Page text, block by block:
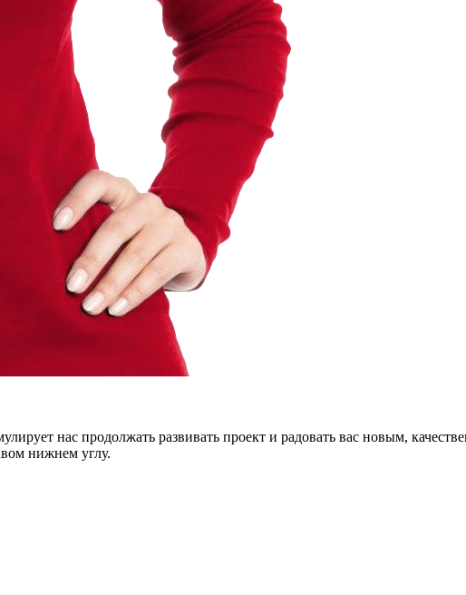
нас продолжать развивать проект и радовать вас новым,
нижнем углу.